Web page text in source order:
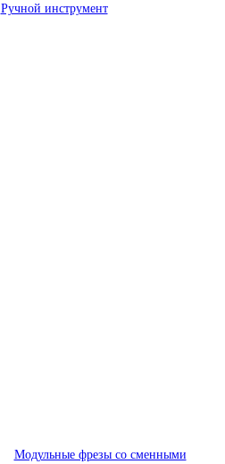
Модульные фрезы со сменными
Ручной инструмент